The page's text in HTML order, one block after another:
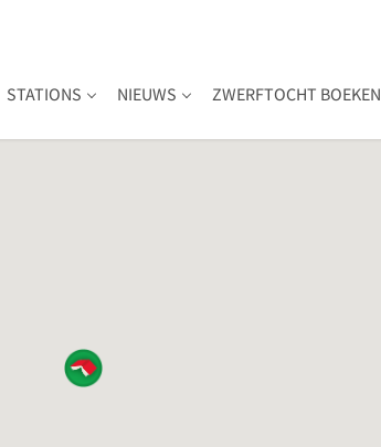
STATIONS NIEUWS ZWERFTOCHT BOEKEN